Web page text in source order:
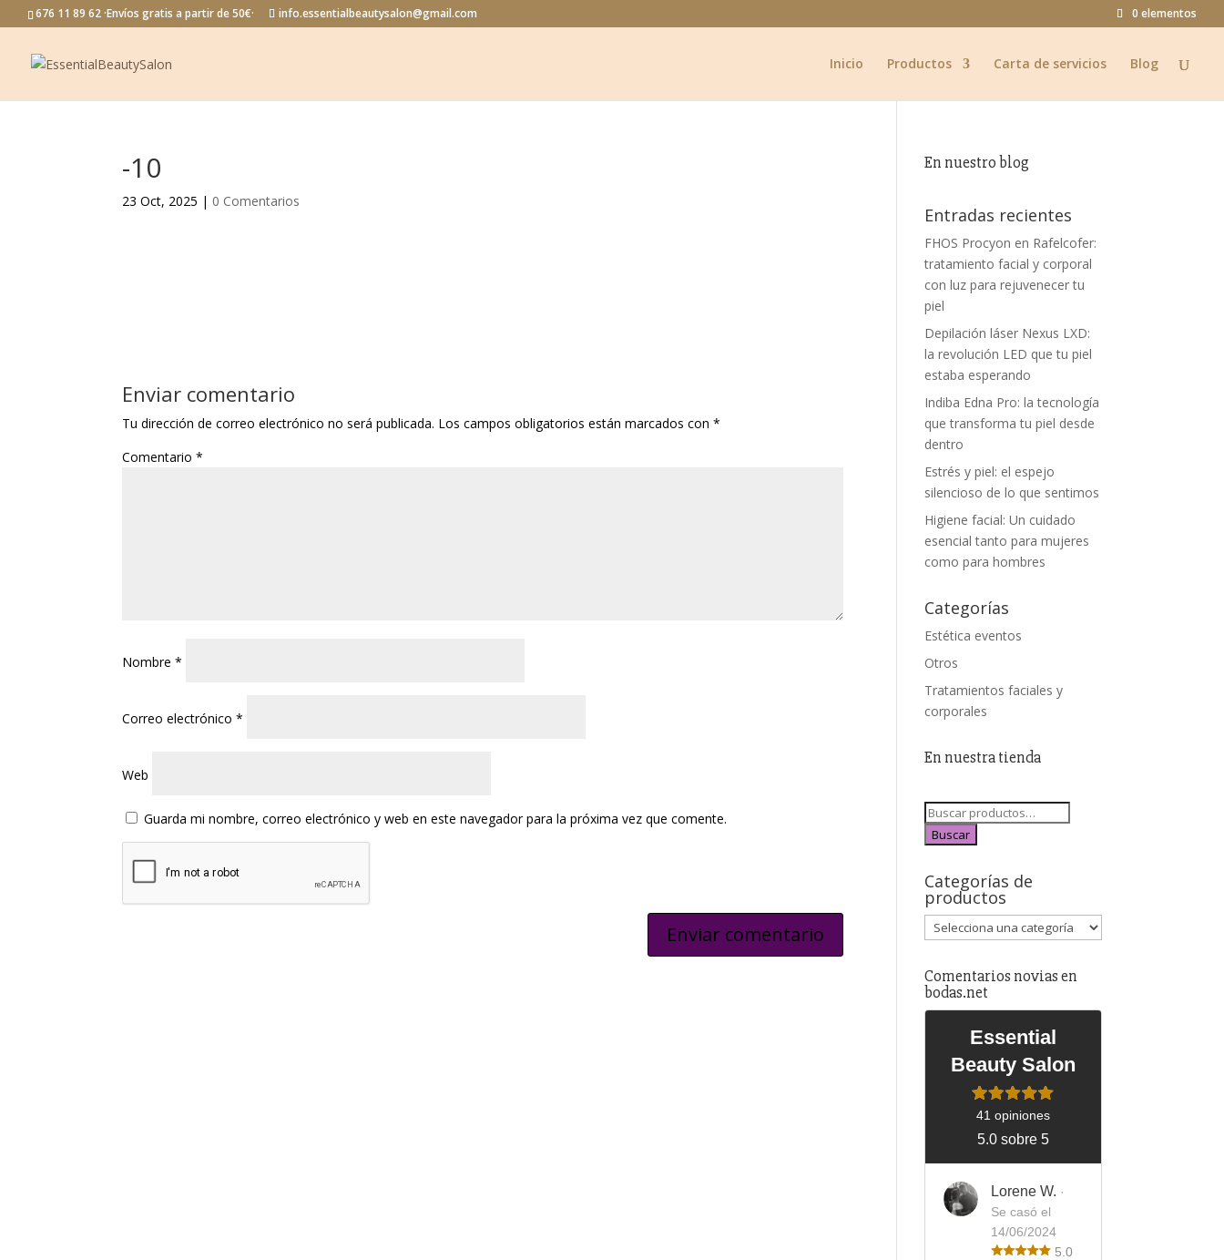
676 11 89 62 ·Envíos gratis a partir de 50€· info.essentialbeautysalon@gmail.com 0 elementos
Inicio Productos Carta de servicios Blog
-10
23 Oct, 2025 | 0 Comentarios
Enviar comentario
Tu dirección de correo electrónico no será publicada. Los campos obligatorios están marcados con*
Comentario*
Nombre*
Correo electrónico*
Web
Guarda mi nombre, correo electrónico y web en este navegador para la próxima vez que comente.
En nuestro blog
Entradas recientes
FHOS Procyon en Rafelcofer:
tratamiento facial y corporal
con luz para rejuvenecer tu
piel
Depilación láser Nexus LXD:
la revolución LED que tu piel
estaba esperando
Indiba Edna Pro: la tecnología
que transforma tu piel desde
dentro
Estrés y piel: el espejo
silencioso de lo que sentimos
Higiene facial: Un cuidado
esencial tanto para mujeres
como para hombres
Categorías
Estética eventos
Otros
Tratamientos faciales y
corporales
En nuestra tienda
Buscar
Categorías de
productos
Comentarios novias en
bodas.net
Essential
Beauty Salon
41 opiniones
5.0 sobre 5
Lorene W. ·
Se casó el
14/06/2024
5.0